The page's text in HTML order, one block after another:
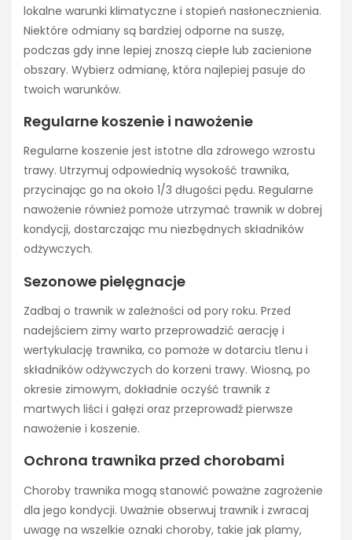
lokalne warunki klimatyczne i stopień nasłonecznienia.
Niektóre odmiany są bardziej odporne na suszę,
podczas gdy inne lepiej znoszą ciepłe lub zacienione
obszary. Wybierz odmianę, która najlepiej pasuje do
twoich warunków.
Regularne koszenie i nawożenie
Regularne koszenie jest istotne dla zdrowego wzrostu
trawy. Utrzymuj odpowiednią wysokość trawnika,
przycinając go na około 1/3 długości pędu. Regularne
nawożenie również pomoże utrzymać trawnik w dobrej
kondycji, dostarczając mu niezbędnych składników
odżywczych.
Sezonowe pielęgnacje
Zadbaj o trawnik w zależności od pory roku. Przed
nadejściem zimy warto przeprowadzić aerację i
wertykulację trawnika, co pomoże w dotarciu tlenu i
składników odżywczych do korzeni trawy. Wiosną, po
okresie zimowym, dokładnie oczyść trawnik z
martwych liści i gałęzi oraz przeprowadź pierwsze
nawożenie i koszenie.
Ochrona trawnika przed chorobami
Choroby trawnika mogą stanowić poważne zagrożenie
dla jego kondycji. Uważnie obserwuj trawnik i zwracaj
uwagę na wszelkie oznaki choroby, takie jak plamy,